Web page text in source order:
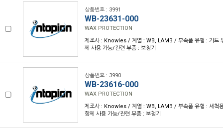
상품번호 : 3991
WB-23631-000
WAX PROTECTION
제조사 : Knowles / 계열 : WB, LAMB / 부속품 유형 : 가드
께 사용 가능/관련 부품 : 보청기
상품번호 : 3990
WB-23616-000
WAX PROTECTION
제조사 : Knowles / 계열 : WB, LAMB / 부속품 유형 : 세척
함께 사용 가능/관련 부품 : 보청기